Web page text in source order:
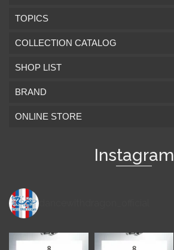
TOPICS
COLLECTION CATALOG
SHOP LIST
BRAND
ONLINE STORE
Instagram